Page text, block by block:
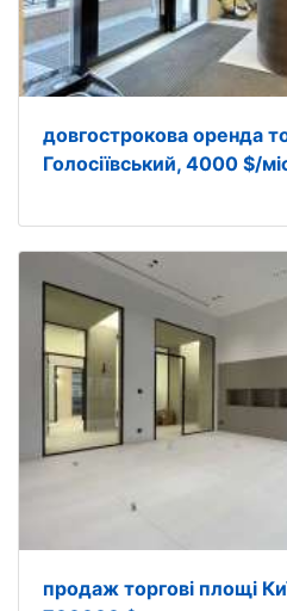
довгострокова оренда
Голосіївський, 4000 $/
продаж торгові площі